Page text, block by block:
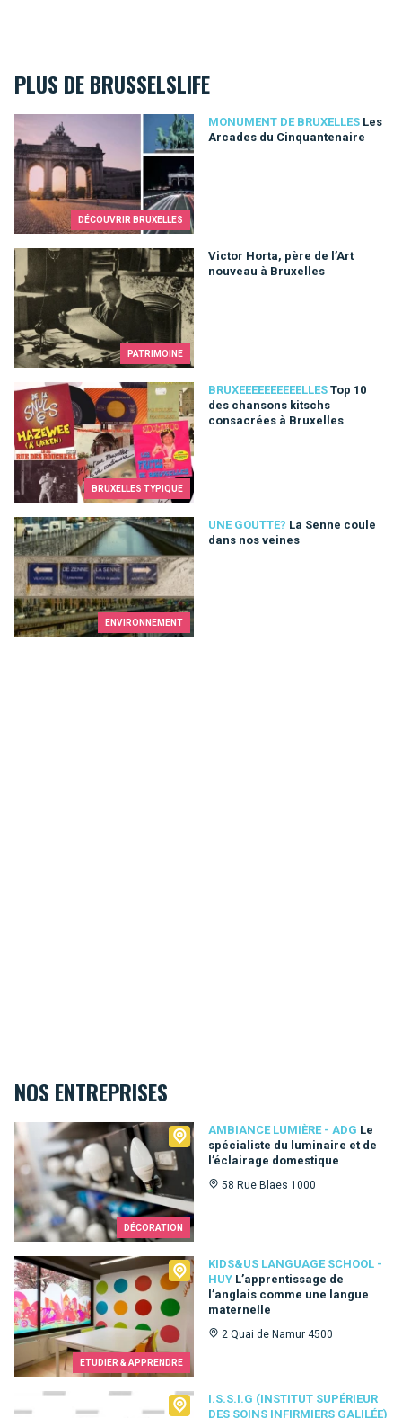
PLUS DE BRUSSELSLIFE
DÉCOUVRIR BRUXELLES
MONUMENT DE BRUXELLES Les
Arcades du Cinquantenaire
Les Arcades du Cinquantenaire
PATRIMOINE
Victor Horta, père de l’Art
nouveau à Bruxelles
Victor Horta, père de l’Art nouveau à Bruxelles
BRUXELLES TYPIQUE
BRUXEEEEEEEEEELLES Top 10
des chansons kitschs
consacrées à Bruxelles
Top 10 des chansons kitschs consacrées à Bruxelles
ENVIRONNEMENT
UNE GOUTTE? La Senne coule
dans nos veines
La Senne coule dans nos veines
NOS ENTREPRISES
DÉCORATION
AMBIANCE LUMIÈRE - ADG Le
spécialiste du luminaire et de
l’éclairage domestique
58 Rue Blaes 1000
Ambiance Lumière - ADG
ETUDIER & APPRENDRE
KIDS&US LANGUAGE SCHOOL -
HUY L’apprentissage de
l’anglais comme une langue
maternelle
2 Quai de Namur 4500
Kids&Us language school - Huy
I.S.S.I.G (INSTITUT SUPÉRIEUR
DES SOINS INFIRMIERS GALILÉE)
I.S.S.I.G (Institut Supérieur des Soins Infirmiers Galilée)